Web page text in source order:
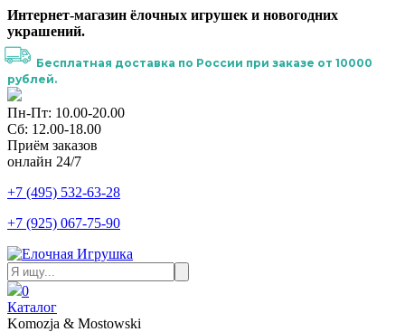
Интернет-магазин ёлочных игрушек и новогодних
украшений.
Бесплатная доставка по России при заказе от 10000
рублей.
Пн-Пт: 10.00-20.00
Сб: 12.00-18.00
Приём заказов
онлайн 24/7
+7 (495) 532-63-28
+7 (925) 067-75-90
0
Каталог
Komozja & Mostowski